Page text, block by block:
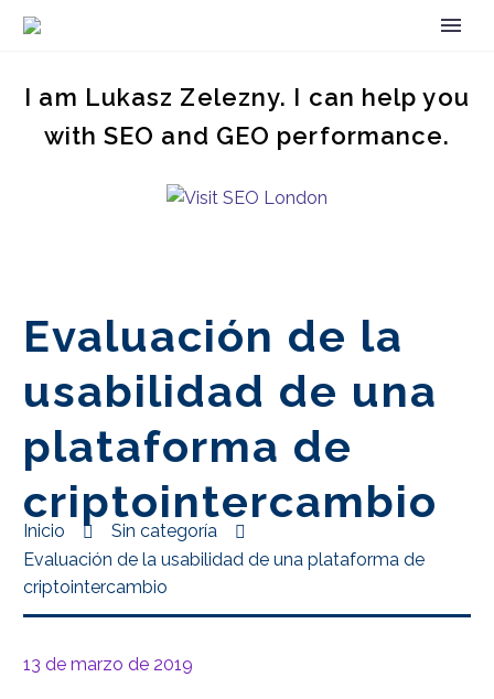
I am Lukasz Zelezny. I can help you
with SEO and GEO performance.
Evaluación de la
usabilidad de una
plataforma de
criptointercambio
Inicio
Sin categoría
Evaluación de la usabilidad de una plataforma de
criptointercambio
13 de marzo de 2019